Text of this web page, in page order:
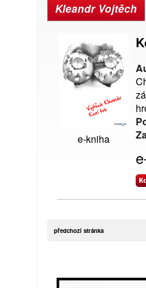
Kleandr Vojtěch
e-kniha
předchozí stránka